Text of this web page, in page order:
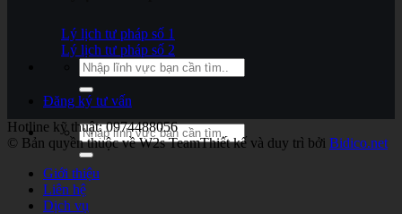
Lý lịch tư pháp số 1
Lý lịch tư pháp số 2
Đăng ký tư vấn
Hotline kỹ thuật: 0974488056
© Bản quyền thuộc về W2s TeamThiết kế và duy trì bởi Bidico.net
Giới thiệu
Liên hệ
Dịch vụ